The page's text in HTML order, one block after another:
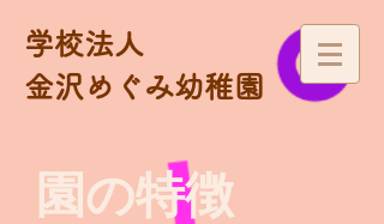
学校法人
金沢めぐみ幼稚園
園の特徴